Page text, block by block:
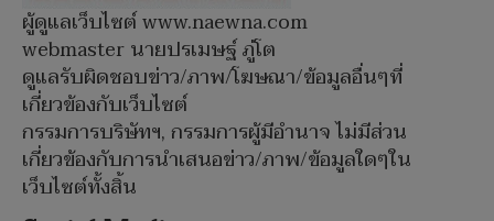
ผู้ดูแลเว็บไซต์ www.naewna.com
webmaster นายปรเมษฐ์ ภู่โต
ดูแลรับผิดชอบข่าว/ภาพ/โฆษณา/ข้อมูลอื่นๆที่
เกี่ยวข้องกับเว็บไซต์
กรรมการบริษัทฯ, กรรมการผู้มีอำนาจ ไม่มีส่วน
เกี่ยวข้องกับการนำเสนอข่าว/ภาพ/ข้อมูลใดๆใน
เว็บไซต์ทั้งสิ้น